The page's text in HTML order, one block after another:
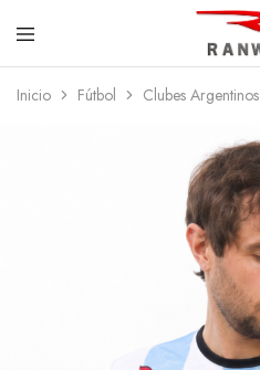
Ranwey
|
Tu
Estilo,
Remeras,
Inicio Fútbol Clubes Argentinos